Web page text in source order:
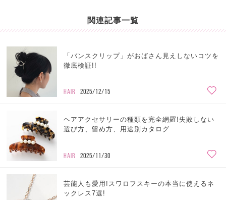
関連記事一覧
「バンスクリップ」がおばさん見えしないコツを
徹底検証!!
HAIR 2025/12/15
ヘアアクセサリーの種類を完全網羅!失敗しない
選び方、留め方、用途別カタログ
HAIR 2025/11/30
芸能人も愛用!スワロフスキーの本当に使えるネ
ックレス7選!